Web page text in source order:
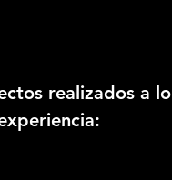
realizados a lo